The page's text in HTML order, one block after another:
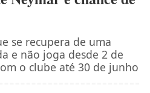
se recupera de uma
e não joga desde 2 de
o clube até 30 de junho